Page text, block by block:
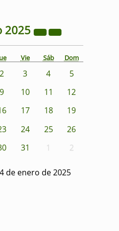
2025
Vie Sáb Dom
2 3 4
5
9 10 11
12
17 18
19
24 25
26
31 1 2
de enero de 2025